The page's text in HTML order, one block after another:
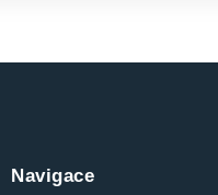
Navigace